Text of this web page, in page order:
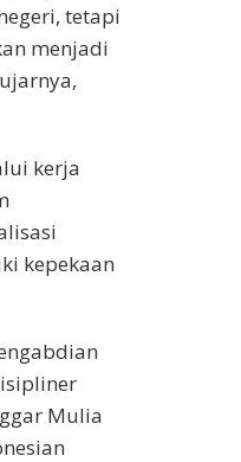
tetapi
menjadi
kerja
kepekaan
Mulia